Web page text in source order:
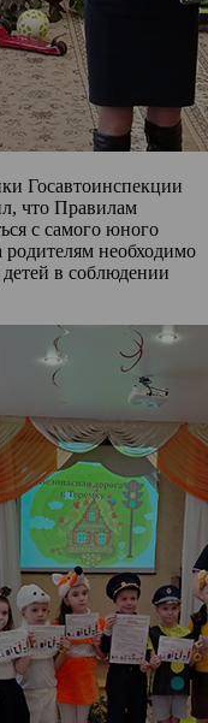
Госавтоинспекции
что Правилам
с самого юного
родителям необходимо
в соблюдении